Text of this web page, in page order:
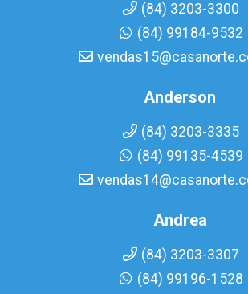
(84) 3203-3300
(84) 99184-9532
Anderson
(84) 3203-3335
(84) 99135-4539
Andrea
(84) 3203-3307
(84) 99196-1528